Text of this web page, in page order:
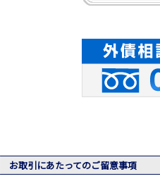
お取引にあたってのご留意事項